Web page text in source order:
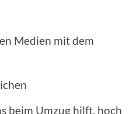
Medien mit dem
beim Umzug hilft, hoch